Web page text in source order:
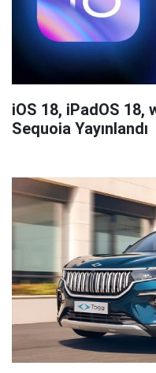
iOS 18, iPadOS 18,
Sequoia Yayınlandı